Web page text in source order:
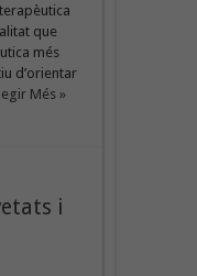
que
més
d’orientar
Més »
i